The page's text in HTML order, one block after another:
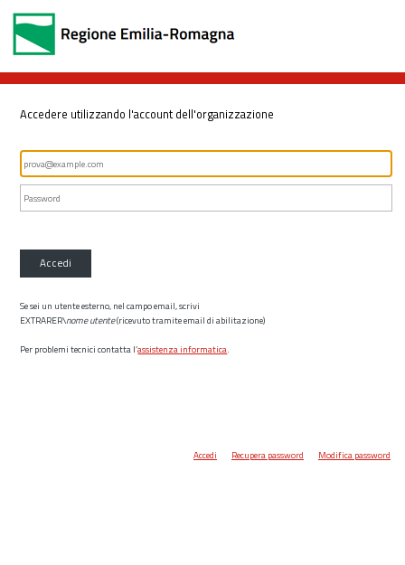
Accedere utilizzando l'account dell'organizzazione
Accedi
Se sei un utente esterno, nel campo email, scrivi
EXTRARER\nome utente(ricevuto tramite email di abilitazione)
Per problemi tecnici contatta l’assistenza informatica.
Accedi Recupera password Modifica password